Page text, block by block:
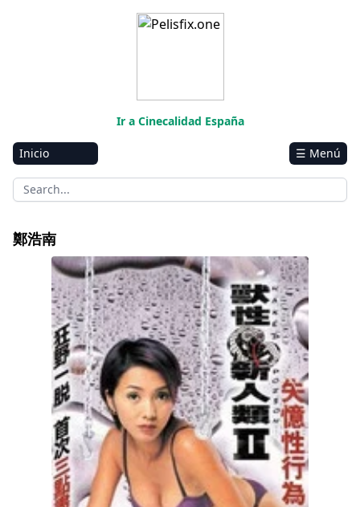
Ir a Cinecalidad España
Inicio
Amazon
Netflix
Disney+
HBO-Max
Vivamax
Marvel
Vix+Original
Apple tv+
Peacock
☰ Menú
鄭浩南
Naked Poison II